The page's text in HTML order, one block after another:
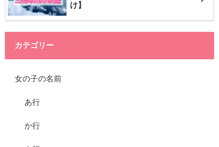
け】
カテゴリー
女の子の名前
あ行
か行